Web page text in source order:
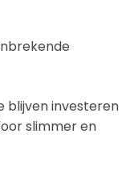
blijven investeren
slimmer en